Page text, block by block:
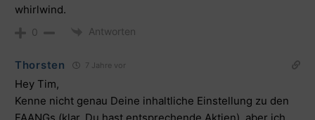
whirlwind.
0 Antworten
Thorsten 7 Jahre vor
Hey Tim,
Kenne nicht genau Deine inhaltliche Einstellung zu den